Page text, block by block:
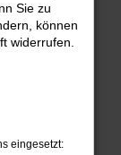
deine
Sie zu
können
widerrufen.
eingesetzt: